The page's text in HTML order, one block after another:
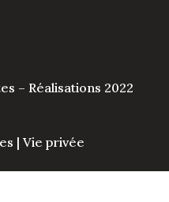
– Réalisations 2022
| Vie privée